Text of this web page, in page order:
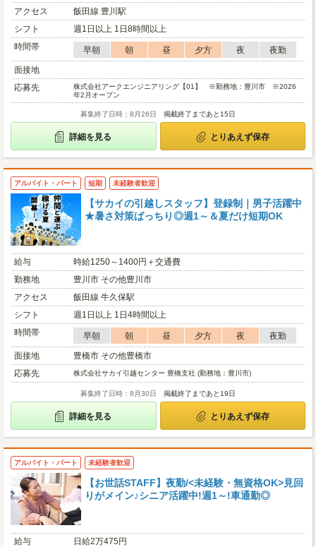
アクセス
飯田線 豊川駅
シフト
週1日以上 1日8時間以上
時間帯
早朝 朝 昼 夕方 夜
夜勤
面接地
応募先
株式会社アークエンジニアリング【01】 ※勤務地：豊川市 ※2026
年2月オープン
募集終了日時：8月26日 掲載終了まであと15日
詳細を見る とりあえず保存
アルバイト・パート 短期 未経験者歓迎
【サカイの引越しスタッフ】登録制｜男子活躍中
★暑さ対策ばっちり◎週1～＆夏だけ短期OK
給与
時給1250～1400円＋交通費
勤務地
豊川市 その他豊川市
アクセス
飯田線 牛久保駅
シフト
週1日以上 1日4時間以上
時間帯
早朝 朝 昼 夕方 夜
夜勤
面接地
豊橋市 その他豊橋市
応募先
株式会社サカイ引越センター 豊橋支社 (勤務地：豊川市)
募集終了日時：8月30日 掲載終了まであと19日
詳細を見る とりあえず保存
アルバイト・パート 未経験者歓迎
【お世話STAFF】夜勤/<未経験・無資格OK>見回
りがメイン♪シニア活躍中!週1～!車通勤◎
給与
日給2万475円